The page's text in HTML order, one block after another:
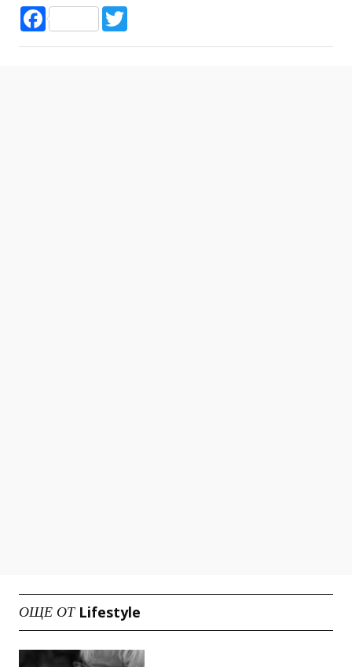
Facebook
ОЩЕ ОТ Lifestyle